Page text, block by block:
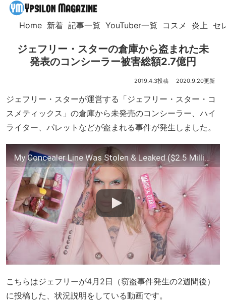
Home 新着 記事一覧 YouTuber一覧 コスメ 炎上 セ
ジェフリー・スターの倉庫から盗まれた未
発表のコンシーラー被害総額2.7億円
2019.4.3 2020.9.20
ジェフリー・スターが運営する「ジェフリー・スター・コ
スメティックス」の倉庫から未発売のコンシーラー、ハイ
ライター、パレットなどが盗まれる事件が発生しました。
My Concealer Line Was Stolen & Leaked ($2.5 Million of Makeup Hijacked)
こちらはジェフリーが4月2日（窃盗事件発生の2週間後）
に投稿した、状況説明をしている動画です。